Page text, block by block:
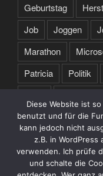
Geburtstag
Job
Joggen
Marathon
Patricia
Politik
Tochter
Training
Webseite
Diese Website ist
benutzt und für die
kann jedoch nicht
z.B. in WordPress
verwenden. Ich prüfe
und schalte die